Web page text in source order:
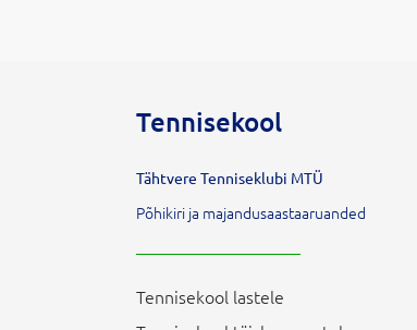
Tennisekool
Tähtvere Tenniseklubi MTÜ
Põhikiri ja majandusaastaaruanded
Tennisekool lastele